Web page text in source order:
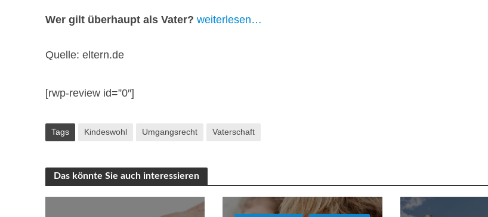
Wer gilt überhaupt als Vater? weiterlesen…
Quelle: eltern.de
[rwp-review id=”0″]
Tags Kindeswohl Umgangsrecht Vaterschaft
Das könnte Sie auch interessieren